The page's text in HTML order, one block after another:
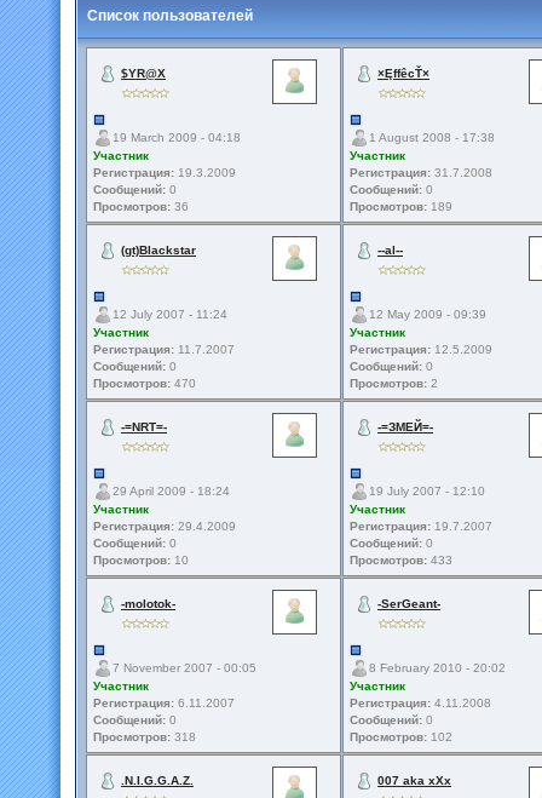
Список пользователей
$YR@X
19 March 2009 - 04:18
Участник
Регистрация: 19.3.2009
Сообщений: 0
Просмотров: 36
×ĘffêcŤ×
1 August 2008 - 17:38
Участник
Регистрация: 31.7.2008
Сообщений: 0
Просмотров: 189
(gt)Blackstar
12 July 2007 - 11:24
Участник
Регистрация: 11.7.2007
Сообщений: 0
Просмотров: 470
--al--
12 May 2009 - 09:39
Участник
Регистрация: 12.5.2009
Сообщений: 0
Просмотров: 2
-=NRT=-
29 April 2009 - 18:24
Участник
Регистрация: 29.4.2009
Сообщений: 0
Просмотров: 10
-=ЗМЕЙ=-
19 July 2007 - 12:10
Участник
Регистрация: 19.7.2007
Сообщений: 0
Просмотров: 433
-molotok-
7 November 2007 - 00:05
Участник
Регистрация: 6.11.2007
Сообщений: 0
Просмотров: 318
-SerGeant-
8 February 2010 - 20:02
Участник
Регистрация: 4.11.2008
Сообщений: 0
Просмотров: 102
.N.I.G.G.A.Z. 007 aka xXx